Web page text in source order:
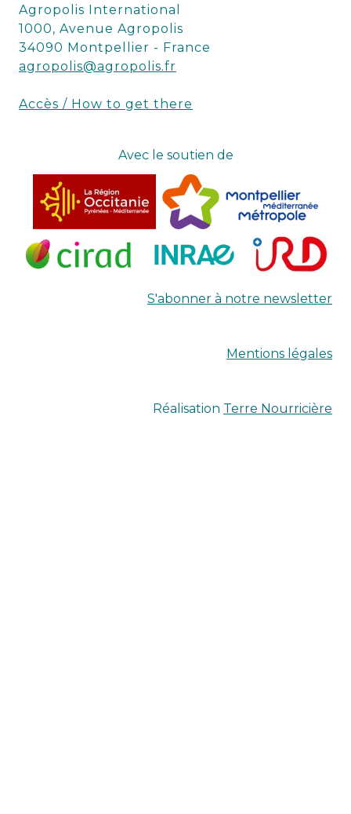
Agropolis International
1000, Avenue Agropolis
34090 Montpellier - France
agropolis@agropolis.fr
Accès / How to get there
Avec le soutien de
S'abonner à notre newsletter
Mentions légales
Réalisation Terre Nourricière